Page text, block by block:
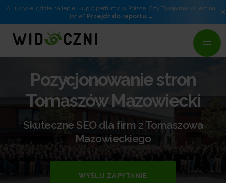
AI już wie, gdzie najlepiej kupić perfumy w Polsce. Czy Twoja marka jest na
liście? Przejdź do raportu ×
Pozycjonowanie stron
Tomaszów Mazowiecki
Skuteczne SEO dla firm z Tomaszowa
Mazowieckiego
WYŚLIJ ZAPYTANIE